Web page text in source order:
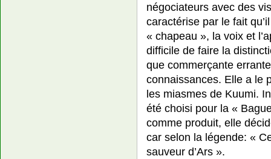
négociateurs avec des
caractérise par le fait
« chapeau », la voix et
difficile de faire la
que commerçante
connaissances. Elle a le
les miasmes de Kuumi.
été choisi pour la «
comme produit, elle
car selon la légende: «
sauveur d’Ars ».